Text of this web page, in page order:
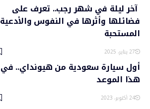
آخر ليلة في شهر رجب.. تعرف على
فضائلها وأثرها في النفوس والأدعية
المستحبة
27 يناير، 2025
أول سيارة سعودية من هيونداي.. في
هذا الموعد
24 أكتوبر، 2023